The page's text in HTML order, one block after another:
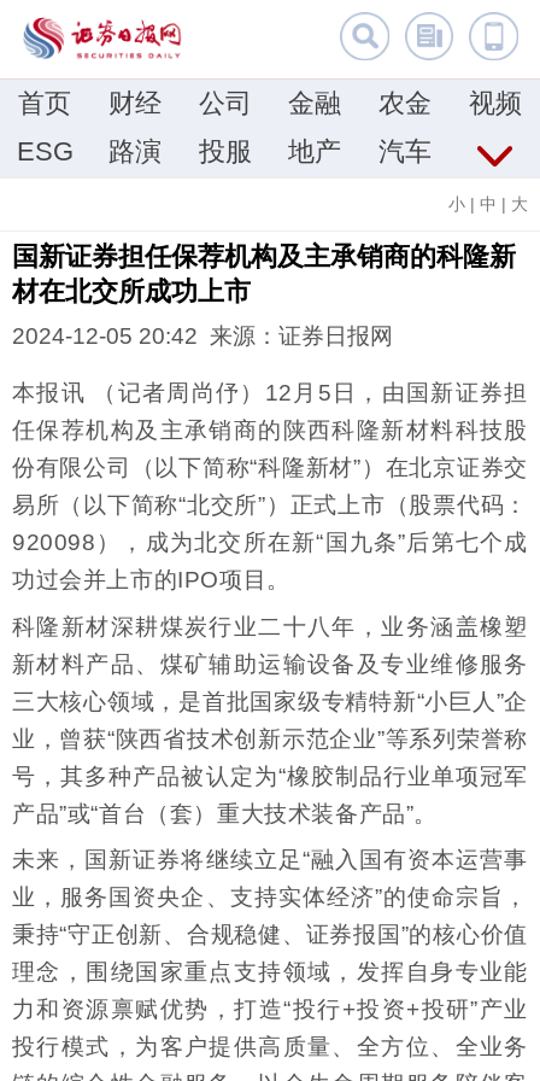
首页 财经 公司 金融 农金
视频
ESG
路演 投服 地产 汽车
小 | 中 | 大
国新证券担任保荐机构及主承销商的科隆新
材在北交所成功上市
2024-12-05 20:42 来源：证券日报网
本报讯 （记者周尚伃）12月5日，由国新证券担
任保荐机构及主承销商的陕西科隆新材料科技股
份有限公司（以下简称“科隆新材”）在北京证券交
易所（以下简称“北交所”）正式上市（股票代码：
920098），成为北交所在新“国九条”后第七个成
功过会并上市的IPO项目。
科隆新材深耕煤炭行业二十八年，业务涵盖橡塑
新材料产品、煤矿辅助运输设备及专业维修服务
三大核心领域，是首批国家级专精特新“小巨人”企
业，曾获“陕西省技术创新示范企业”等系列荣誉称
号，其多种产品被认定为“橡胶制品行业单项冠军
产品”或“首台（套）重大技术装备产品”。
未来，国新证券将继续立足“融入国有资本运营事
业，服务国资央企、支持实体经济”的使命宗旨，
秉持“守正创新、合规稳健、证券报国”的核心价值
理念，围绕国家重点支持领域，发挥自身专业能
力和资源禀赋优势，打造“投行+投资+投研”产业
投行模式，为客户提供高质量、全方位、全业务